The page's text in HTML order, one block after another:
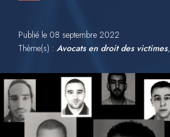
Publié le 08 septembre 2022
Thème(s) : Avocats en droit des victimes,